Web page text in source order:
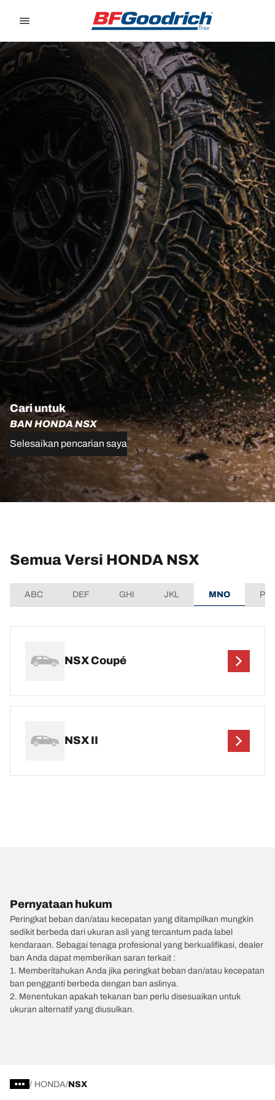
Cari untuk
BAN HONDA NSX
Selesaikan pencarian saya
Semua Versi HONDA NSX
ABC DEF GHI JKL MNO
NSX Coupé
NSX II
Pernyataan hukum
Peringkat beban dan/atau kecepatan yang ditampilkan mungkin
sedikit berbeda dari ukuran asli yang tercantum pada label
kendaraan. Sebagai tenaga profesional yang berkualifikasi, dealer
ban Anda dapat memberikan saran terkait :
1. Memberitahukan Anda jika peringkat beban dan/atau kecepatan
ban pengganti berbeda dengan ban aslinya.
2. Menentukan apakah tekanan ban perlu disesuaikan untuk
ukuran alternatif yang diusulkan.
/ HONDA NSX